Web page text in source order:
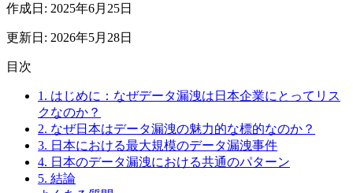
作成日 : 2025年6月25日
更新日 : 2026年5月28日
目次
1. はじめに：なぜデータ漏洩は日本企業にとってリス
クなのか？
2. なぜ日本はデータ漏洩の魅力的な標的なのか？
3. 日本における最大規模のデータ漏洩事件
4. 日本のデータ漏洩における共通のパターン
5. 結論